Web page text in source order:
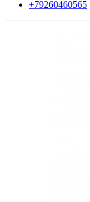
+79260460565